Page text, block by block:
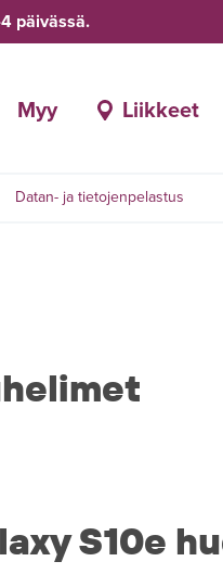
päivässä.
Myy Liikkeet
Datan- ja tietojenpelastus
S10e